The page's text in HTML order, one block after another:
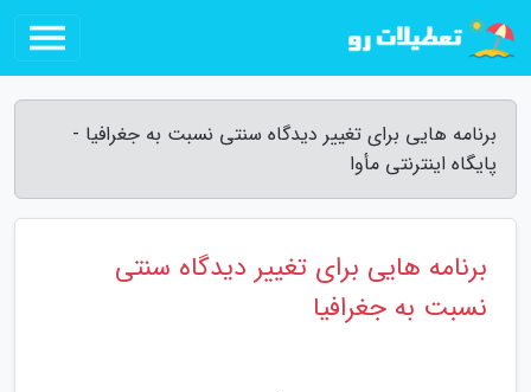
برنامه هایی برای تغییر دیدگاه سنتی نسبت به جغرافیا -
پایگاه اینترنتی مأوا
برنامه هایی برای تغییر دیدگاه سنتی
نسبت به جغرافیا